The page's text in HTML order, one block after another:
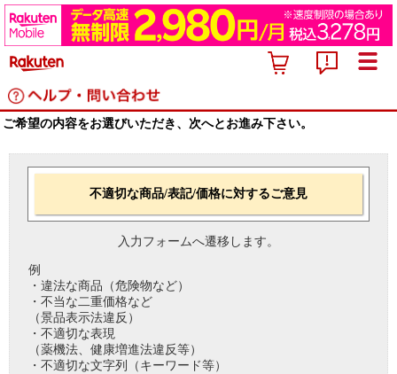
ご希望の内容をお選びいただき、次へとお進み下さい。
不適切な商品/表記/価格に対するご意見
入力フォームへ遷移します。
例
・違法な商品（危険物など）
・不当な二重価格など
（景品表示法違反）
・不適切な表現
（薬機法、健康増進法違反等）
・不適切な文字列（キーワード等）